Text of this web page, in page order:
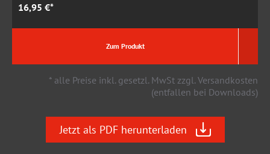
16,95 €*
Zum Produkt
* alle Preise inkl. gesetzl. MwSt zzgl. Versandkosten
(entfallen bei Downloads)
Jetzt als PDF herunterladen